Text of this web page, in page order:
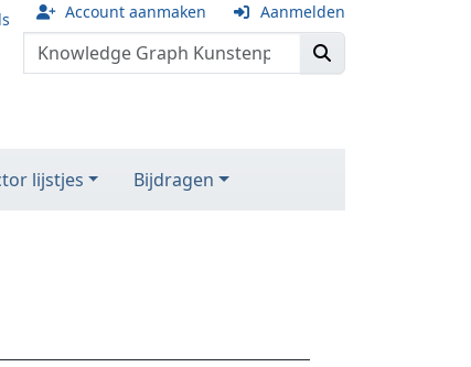
Account aanmaken Aanmelden
lijstjes Bijdragen